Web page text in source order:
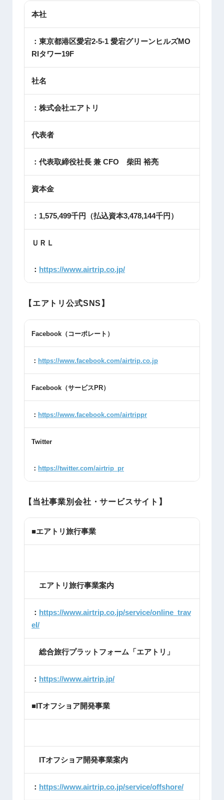
本社
：東京都港区愛宕2-5-1 愛宕グリーンヒルズMO
RIタワー19F
社名
：株式会社エアトリ
代表者
：代表取締役社長 兼 CFO 柴田 裕亮
資本金
：1,575,499千円（払込資本3,478,144千円）
ＵＲＬ
： https://www.airtrip.co.jp/
【エアトリ公式SNS】
Facebook （コーポレート）
： https://www.facebook.com/airtrip.co.jp
Facebook （サービスPR）
： https://www.facebook.com/airtrippr
Twitter
： https://twitter.com/airtrip_pr
【当社事業別会社・サービスサイト】
■エアトリ旅行事業
エアトリ旅行事業案内
： https://www.airtrip.co.jp/service/online_trav
el/
総合旅行プラットフォーム「エアトリ」
： https://www.airtrip.jp/
■ITオフショア開発事業
ITオフショア開発事業案内
： https://www.airtrip.co.jp/service/offshore/